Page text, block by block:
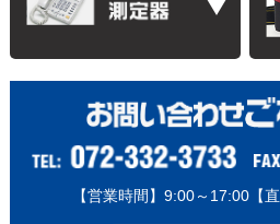
【営業時間】9:00～17:00【